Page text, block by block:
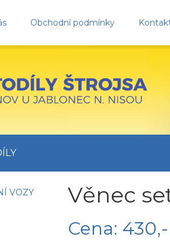
Obchodní podmínky
VOZY Věnec
Cena: